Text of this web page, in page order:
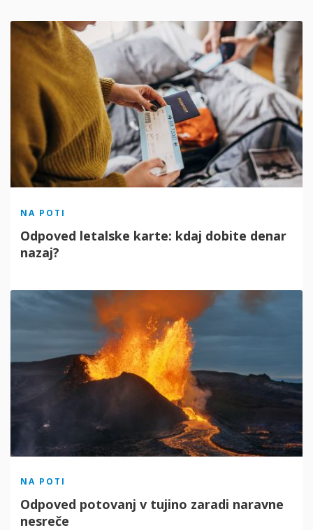
NA POTI
Odpoved letalske karte: kdaj dobite denar
nazaj?
NA POTI
Odpoved potovanj v tujino zaradi naravne
nesreče